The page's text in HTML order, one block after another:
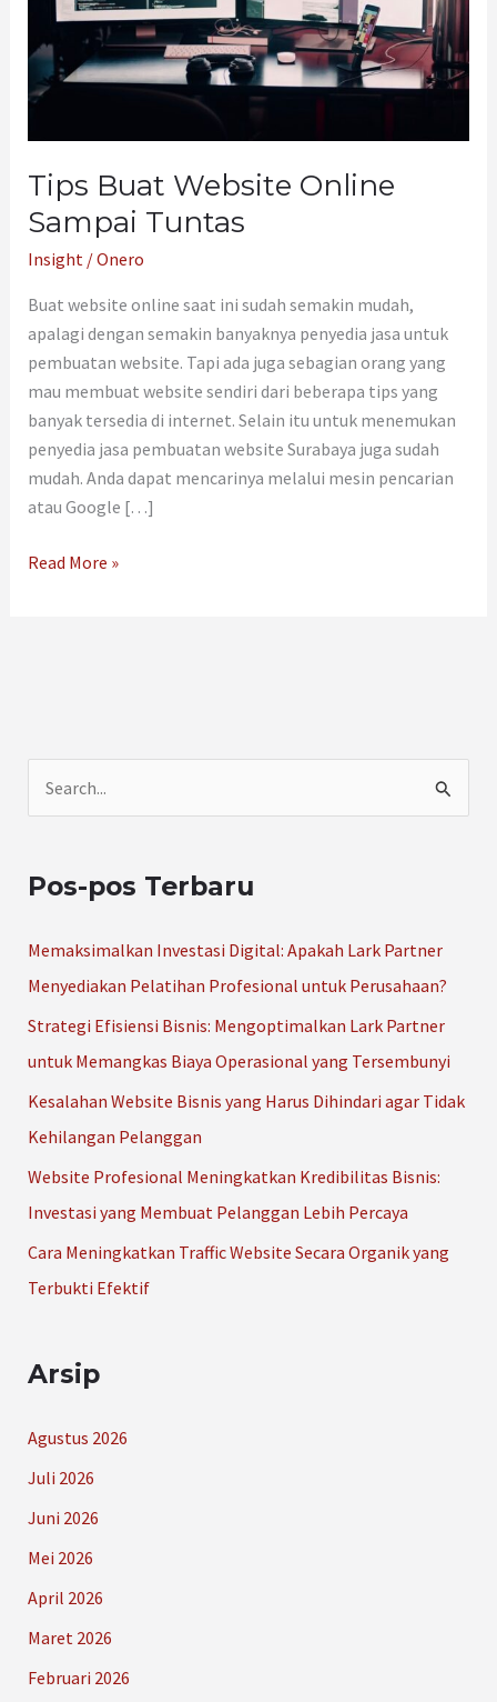
Tips Buat Website Online
Sampai Tuntas
Insight /Onero
Buat website online saat ini sudah semakin mudah,
apalagi dengan semakin banyaknya penyedia jasa untuk
pembuatan website. Tapi ada juga sebagian orang yang
mau membuat website sendiri dari beberapa tips yang
banyak tersedia di internet. Selain itu untuk menemukan
penyedia jasa pembuatan website Surabaya juga sudah
mudah. Anda dapat mencarinya melalui mesin pencarian
atau Google […]
Tuntas
Read More »
i
:
Pos-pos Terbaru
Memaksimalkan Investasi Digital: Apakah Lark Partner
Menyediakan Pelatihan Profesional untuk Perusahaan?
Strategi Efisiensi Bisnis: Mengoptimalkan Lark Partner
untuk Memangkas Biaya Operasional yang Tersembunyi
Kesalahan Website Bisnis yang Harus Dihindari agar Tidak
Kehilangan Pelanggan
Website Profesional Meningkatkan Kredibilitas Bisnis:
Investasi yang Membuat Pelanggan Lebih Percaya
Cara Meningkatkan Traffic Website Secara Organik yang
Terbukti Efektif
Arsip
Agustus 2026
Juli 2026
Juni 2026
Mei 2026
April 2026
Maret 2026
Februari 2026